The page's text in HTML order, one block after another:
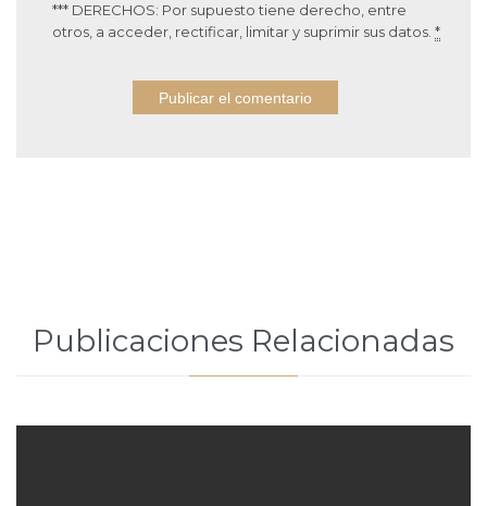
*** DERECHOS: Por supuesto tiene derecho, entre
otros, a acceder, rectificar, limitar y suprimir sus datos. *
Publicaciones Relacionadas